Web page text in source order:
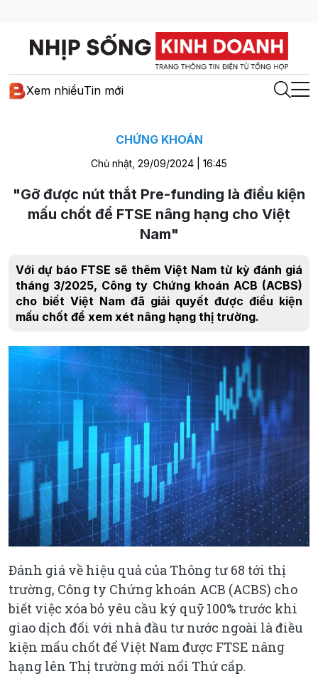
Xem nhiềuTin mới
CHỨNG KHOÁN
Chủ nhật, 29/09/2024 | 16:45
"Gỡ được nút thắt Pre-funding là điều kiện
mấu chốt để FTSE nâng hạng cho Việt
Nam"
Với dự báo FTSE sẽ thêm Việt Nam từ kỳ đánh giá
tháng 3/2025, Công ty Chứng khoán ACB (ACBS)
cho biết Việt Nam đã giải quyết được điều kiện
mấu chốt để xem xét nâng hạng thị trường.
Đánh giá về hiệu quả của Thông tư 68 tới thị
trường, Công ty Chứng khoán ACB (ACBS) cho
biết việc xóa bỏ yêu cầu ký quỹ 100% trước khi
giao dịch đối với nhà đầu tư nước ngoài là điều
kiện mấu chốt để Việt Nam được FTSE nâng
hạng lên Thị trường mới nổi Thứ cấp.